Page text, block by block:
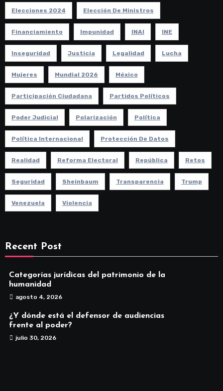
Elecciones 2024 Elección De Ministros
Financiamiento Impunidad INAI INE
Inseguridad Justicia Legalidad Lucha
Mujeres Mundial 2026 México
Participación Ciudadana Partidos Políticos
Poder Judicial Polarización Política
Política Internacional Protección De Datos
Realidad Reforma Electoral República Retos
Seguridad Sheinbaum Transparencia Trump
Venezuela Violencia
Recent Post
Categorías jurídicas del patrimonio de la
humanidad
agosto 4, 2026
¿Y dónde está el defensor de audiencias
frente al poder?
julio 30, 2026